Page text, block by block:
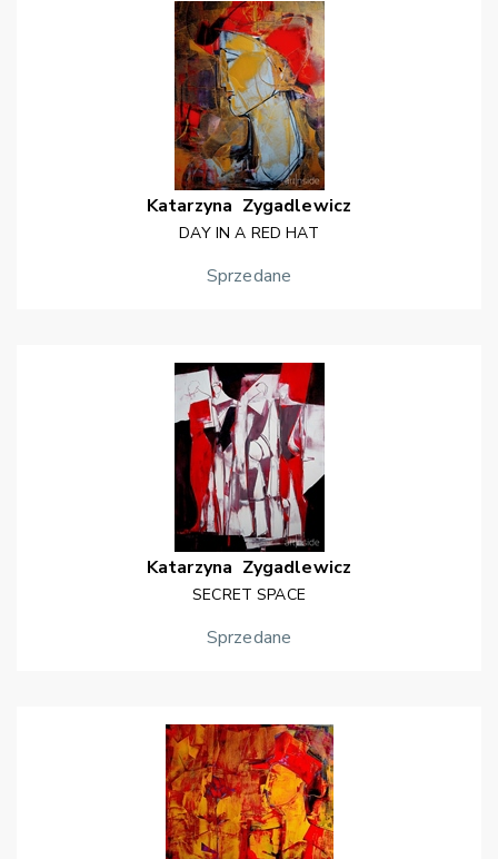
Katarzyna Zygadlewicz
DAY IN A RED HAT
Sprzedane
Katarzyna Zygadlewicz
SECRET SPACE
Sprzedane